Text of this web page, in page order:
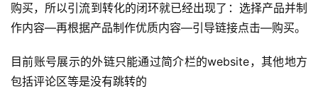
购买，所以引流到转化的闭环就已经出现了：选择产品并制
作内容—再根据产品制作优质内容—引导链接点击—购买。
目前账号展示的外链只能通过简介栏的website，其他地方
包括评论区等是没有跳转的